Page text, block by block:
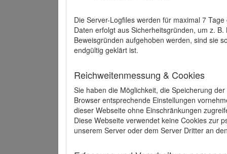
Die Server-Logfiles werden für maximal 7
Daten erfolgt aus Sicherheitsgründen, um z.
Beweisgründen aufgehoben werden, sind sie
endgültig geklärt ist.
Reichweitenmessung & Cookies
Sie haben die Möglichkeit, die Speicherung
Browser entsprechende Einstellungen
dieser Webseite ohne Einschränkungen
Diese Webseite verwendet keine Cookies zur
unserem Server oder dem Server Dritter an